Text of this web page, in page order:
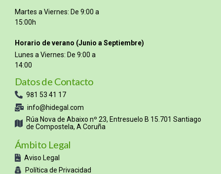
Martes a Viernes: De 9:00 a
15:00h
Horario de verano (Junio a Septiembre)
Lunes a Viernes: De 9:00 a
14:00
Datos de Contacto
981 53 41 17
info@hidegal.com
Rúa Nova de Abaixo nº 23, Entresuelo B 15.701 Santiago
de Compostela, A Coruña
Ámbito Legal
Aviso Legal
Política de Privacidad